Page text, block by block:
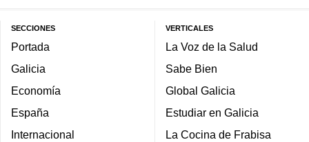
SECCIONES
Portada
Galicia
Economía
España
Internacional
VERTICALES
La Voz de la Salud
Sabe Bien
Global Galicia
Estudiar en Galicia
La Cocina de Frabisa